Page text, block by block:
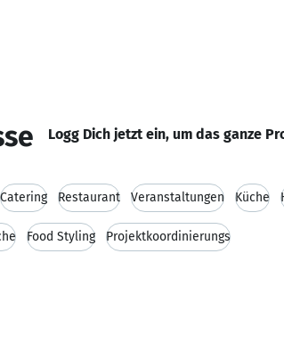
Logg Dich jetzt ein, um das ganze
Catering Restaurant Veranstaltungen Küche
Food Styling Projektkoordinierungs